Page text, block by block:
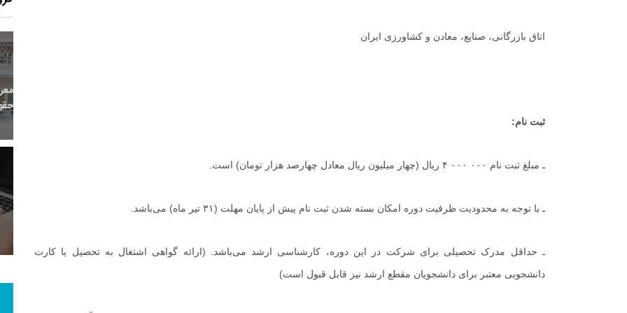
اتاق بازرگانی، صنایع، معادن و کشاورزی ایران
ثبت نام:
ـ مبلغ ثبت نام ۰۰۰ ۰۰۰ ۴ ریال (چهار میلیون ریال معادل چهارصد هزار تومان) است.
ـ با توجه به محدودیت ظرفیت دوره امکان بسته شدن ثبت نام پیش از پایان مهلت (۳۱ تیر ماه) می‌باشد.
ـ حداقل مدرک تحصیلی برای شرکت در این دوره، کارشناسی ارشد می‌باشد. (ارائه گواهی اشتغال به تحصیل یا کارت
دانشجویی معتبر برای دانشجویان مقطع ارشد نیز قابل قبول است)
رویداد حقوق و هنر معرفی کتاب های حقوقی گفت و گو